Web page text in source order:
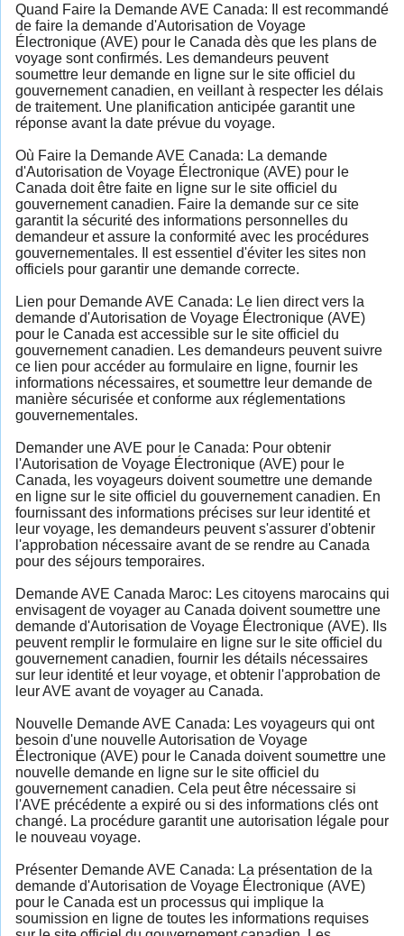
Quand Faire la Demande AVE Canada: Il est recommandé
de faire la demande d'Autorisation de Voyage
Électronique (AVE) pour le Canada dès que les plans de
voyage sont confirmés. Les demandeurs peuvent
soumettre leur demande en ligne sur le site officiel du
gouvernement canadien, en veillant à respecter les délais
de traitement. Une planification anticipée garantit une
réponse avant la date prévue du voyage.
Où Faire la Demande AVE Canada: La demande
d'Autorisation de Voyage Électronique (AVE) pour le
Canada doit être faite en ligne sur le site officiel du
gouvernement canadien. Faire la demande sur ce site
garantit la sécurité des informations personnelles du
demandeur et assure la conformité avec les procédures
gouvernementales. Il est essentiel d'éviter les sites non
officiels pour garantir une demande correcte.
Lien pour Demande AVE Canada: Le lien direct vers la
demande d'Autorisation de Voyage Électronique (AVE)
pour le Canada est accessible sur le site officiel du
gouvernement canadien. Les demandeurs peuvent suivre
ce lien pour accéder au formulaire en ligne, fournir les
informations nécessaires, et soumettre leur demande de
manière sécurisée et conforme aux réglementations
gouvernementales.
Demander une AVE pour le Canada: Pour obtenir
l'Autorisation de Voyage Électronique (AVE) pour le
Canada, les voyageurs doivent soumettre une demande
en ligne sur le site officiel du gouvernement canadien. En
fournissant des informations précises sur leur identité et
leur voyage, les demandeurs peuvent s'assurer d'obtenir
l'approbation nécessaire avant de se rendre au Canada
pour des séjours temporaires.
Demande AVE Canada Maroc: Les citoyens marocains qui
envisagent de voyager au Canada doivent soumettre une
demande d'Autorisation de Voyage Électronique (AVE). Ils
peuvent remplir le formulaire en ligne sur le site officiel du
gouvernement canadien, fournir les détails nécessaires
sur leur identité et leur voyage, et obtenir l'approbation de
leur AVE avant de voyager au Canada.
Nouvelle Demande AVE Canada: Les voyageurs qui ont
besoin d'une nouvelle Autorisation de Voyage
Électronique (AVE) pour le Canada doivent soumettre une
nouvelle demande en ligne sur le site officiel du
gouvernement canadien. Cela peut être nécessaire si
l'AVE précédente a expiré ou si des informations clés ont
changé. La procédure garantit une autorisation légale pour
le nouveau voyage.
Présenter Demande AVE Canada: La présentation de la
demande d'Autorisation de Voyage Électronique (AVE)
pour le Canada est un processus qui implique la
soumission en ligne de toutes les informations requises